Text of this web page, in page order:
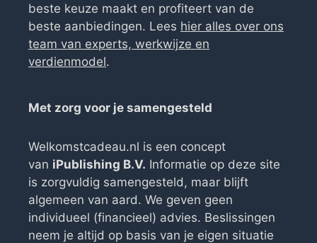
beste keuze maakt en profiteert van de
beste aanbiedingen. Lees hier alles over ons
team van experts, werkwijze en
verdienmodel.
Met zorg voor je samengesteld
Welkomstcadeau.nl is een concept
van iPublishing B.V. Informatie op deze site
is zorgvuldig samengesteld, maar blijft
algemeen van aard. We geven geen
individueel (financieel) advies. Beslissingen
neem je altijd op basis van je eigen situatie